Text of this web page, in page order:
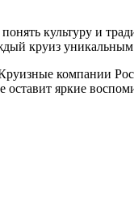
культуру и
круиз
компании
оставит яркие